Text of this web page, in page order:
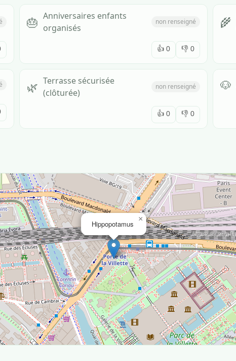
🎂 Anniversaires enfants
organisés
non renseigné
👍 0 👎 0
🌾
🌿 Terrasse sécurisée
(clôturée)
non renseigné
👍 0 👎 0
🐶
Hippopotamus
×